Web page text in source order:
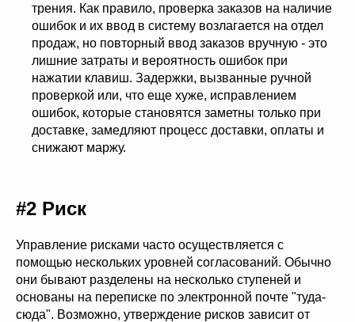
трения. Как правило, проверка заказов на наличие
ошибок и их ввод в систему возлагается на отдел
продаж, но повторный ввод заказов вручную - это
лишние затраты и вероятность ошибок при
нажатии клавиш. Задержки, вызванные ручной
проверкой или, что еще хуже, исправлением
ошибок, которые становятся заметны только при
доставке, замедляют процесс доставки, оплаты и
снижают маржу.
#2 Риск
Управление рисками часто осуществляется с
помощью нескольких уровней согласований. Обычно
они бывают разделены на несколько ступеней и
основаны на переписке по электронной почте "туда-
сюда". Возможно, утверждение рисков зависит от